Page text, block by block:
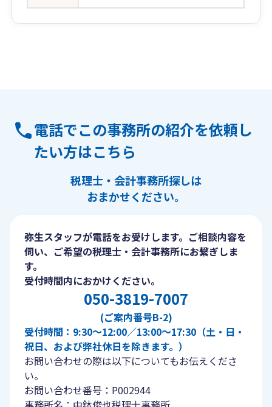
電話でこの事務所の紹介を依頼し
たい方はこちら
税理士・会計事務所探しは
おまかせください。
弥生スタッフが電話をお受けします。ご相談内容を
伺い、ご希望の税理士・会計事務所にお繋ぎしま
す。
受付時間内におかけください。
050-3819-7007
(ご案内番号B-2)
受付時間：9:30〜12:00／13:00〜17:30（土・日・
祝日、および弊社休日を除きます。）
お問い合わせの際は以下についてもお伝えくださ
い。
お問い合わせ番号：P002944